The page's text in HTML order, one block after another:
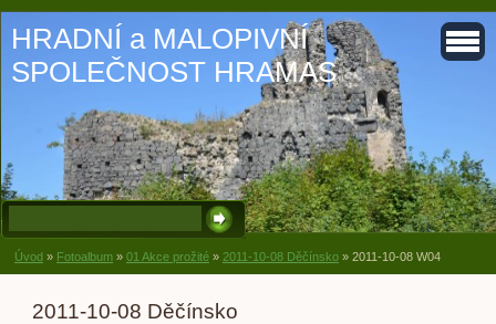
HRADNÍ a MALOPIVNÍ
SPOLEČNOST HRAMAS
Úvod » Fotoalbum » 01 Akce prožité » 2011-10-08 Děčínsko » 2011-10-08 W04
2011-10-08 Děčínsko